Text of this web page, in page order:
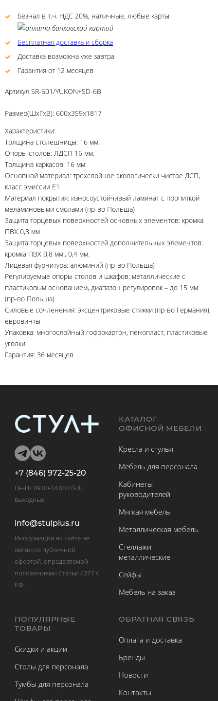
Безнал в т.ч. НДС 20%, наличные, любые карты
Бесплатная доставка и сборка
Доставка возможна уже завтра
Гарантия от 12 месяцев
Артикул SR-601/YUKON+SD-6B
Размер(ШхГхВ): 600х359х1817
Характеристики:
Толщина столешницы: 16 мм.
Опоры столов: ЛДСП 16 мм.
Толщина каркасов: 16 мм.
Основной материал: трехслойное экологически чистое ДСП,
класс эмиссии Е1
Материал покрытия: износоустойчивый ламинат с пропиткой
меламиновыми смолами (пр-во Польша)
Защита торцевых поверхностей основных элементов: кромка
ПВХ 0,8 мм
Защита торцевых поверхностей дополнительных элементов:
кромка ПВХ 0,8 мм., 0,4 мм.
Лицевая фурнитура: алюминий (пр-во Польша)
Регулируемые опоры столов и шкафов: металлические с
пластиковым основанием, диапазон регулировок – до 15 мм.
(пр-во Польша)
Силовые сочленения: эксцентриковые стяжки (пр-во Германия),
евровинты
Упаковка: многослойный гофрокартон, пенопласт, пластиковые
уголки
Гарантия: 36 месяцев
+7 (846) 972-25-20
Пн-Пт 09:00-18:00 Сб-Вс
выходные
info@stulplus.ru
Информация на сайте не
является публичной
офертой, определяемой
положениями Статьи 437 ГК
РФ.
КАТАЛОГ
ОФИСНОЙ МЕБЕЛИ
Кресла и стулья
Мебель для персонала
Кабинеты
руководителей
Мягкая мебель
Металлическая мебель
Стеллажи
металлические
Сейфы
Мебель на заказ
ПОПУЛЯРНЫЕ
ТОВАРЫ
Скидки и акции
Столы для персонала
Тумбы для персонала
ОБРАТНАЯ СВЯЗЬ
Оплата и доставка
Бренды
Новости
Контакты